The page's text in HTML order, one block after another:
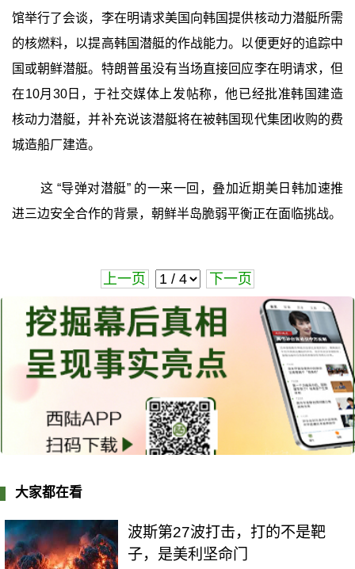
馆举行了会谈，李在明请求美国向韩国提供核动力潜艇所需
的核燃料，以提高韩国潜艇的作战能力。以便更好的追踪中
国或朝鲜潜艇。特朗普虽没有当场直接回应李在明请求，但
在10月30日，于社交媒体上发帖称，他已经批准韩国建造
核动力潜艇，并补充说该潜艇将在被韩国现代集团收购的费
城造船厂建造。
这 “导弹对潜艇” 的一来一回，叠加近期美日韩加速推
进三边安全合作的背景，朝鲜半岛脆弱平衡正在面临挑战。
上一页 下一页
大家都在看
波斯第27波打击，打的不是靶
子，是美利坚命门